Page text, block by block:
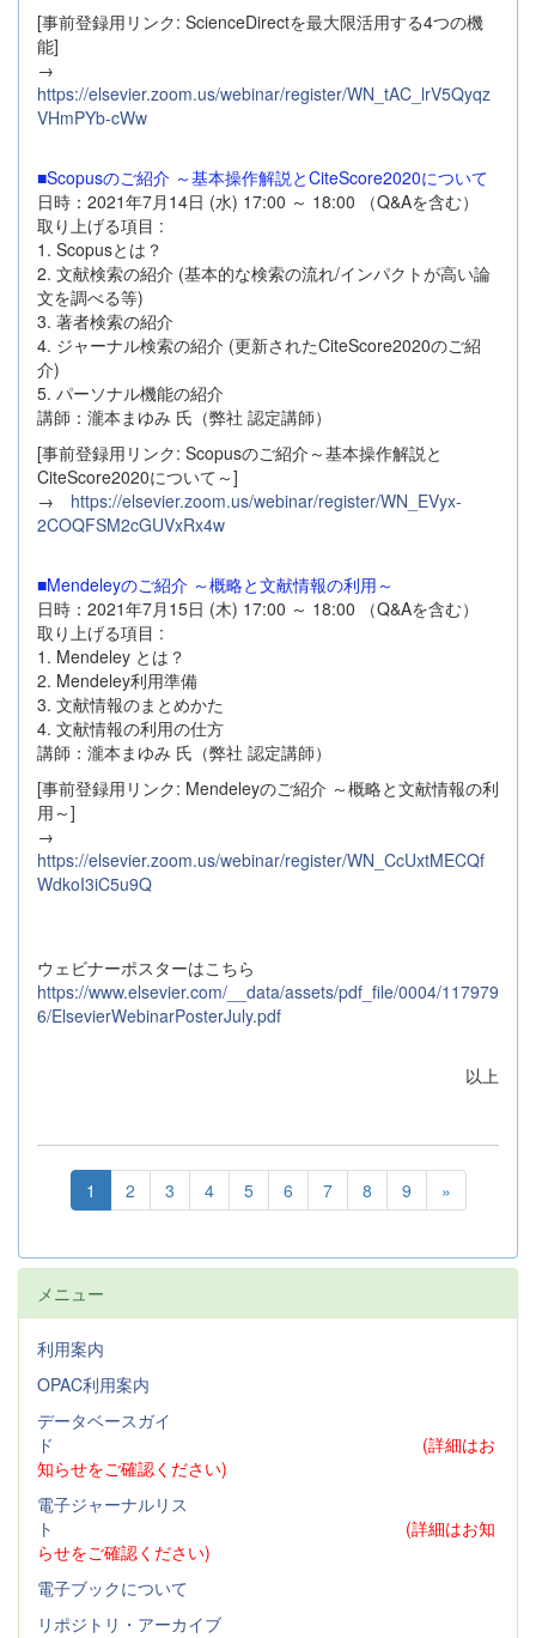
[事前登録用リンク: ScienceDirectを最大限活用する4つの機
能]
→
https://elsevier.zoom.us/webinar/register/WN_tAC_lrV5Qyqz
VHmPYb-cWw
■Scopusのご紹介 ～基本操作解説とCiteScore2020について
日時：2021年7月14日 (水) 17:00 ～ 18:00 （Q&Aを含む）
取り上げる項目 :
1. Scopusとは？
2. 文献検索の紹介 (基本的な検索の流れ/インパクトが高い論
文を調べる等)
3. 著者検索の紹介
4. ジャーナル検索の紹介 (更新されたCiteScore2020のご紹
介)
5. パーソナル機能の紹介
講師：瀧本まゆみ 氏（弊社 認定講師）
[事前登録用リンク: Scopusのご紹介～基本操作解説と
CiteScore2020について～]
→ https://elsevier.zoom.us/webinar/register/WN_EVyx-
2COQFSM2cGUVxRx4w
■Mendeleyのご紹介 ～概略と文献情報の利用～
日時：2021年7月15日 (木) 17:00 ～ 18:00 （Q&Aを含む）
取り上げる項目 :
1. Mendeley とは？
2. Mendeley利用準備
3. 文献情報のまとめかた
4. 文献情報の利用の仕方
講師：瀧本まゆみ 氏（弊社 認定講師）
[事前登録用リンク: Mendeleyのご紹介 ～概略と文献情報の利
用～]
→
https://elsevier.zoom.us/webinar/register/WN_CcUxtMECQf
WdkoI3iC5u9Q
ウェビナーポスターはこちら
https://www.elsevier.com/__data/assets/pdf_file/0004/117979
6/ElsevierWebinarPosterJuly.pdf
以上
1 2 3 4 5 6 7 8 9 »
メニュー
利用案内
OPAC利用案内
データベースガイ
ド
(詳細はお
知らせをご確認ください)
電子ジャーナルリス
ト
(詳細はお知
らせをご確認ください)
電子ブックについて
リポジトリ・アーカイブ